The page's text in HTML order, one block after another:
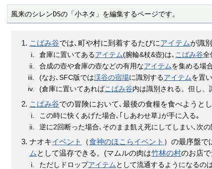
風来のシレンDSの「小ネタ」を編集するページです。
こばみ谷では､町や村に到着するたびにアイテムが識
倉庫に置いてあるアイテム(腕輪&杖&壺)は､ こばみ谷全
合成の壺や倉庫の壺などの有用なアイテムを集める場
(なお､SFC版では渓谷の宿場に識別するアイテムを置
(倉庫に置いてあればこばみ谷内は識別される。但し、
こばみ谷での冒険において､最後の食糧を食べようと
この時に快くあげた場合､｢しあわせ草｣が手に入る｡
逆に2回断った場合､そのまま飢え死にしてしまい､次
ナオキイベント （食神のほこらイベント ）の最序盤で
ム として温存できる。(マムルの肉は竹林の村のお店
ただしドロップアイテム として流通するようになるの